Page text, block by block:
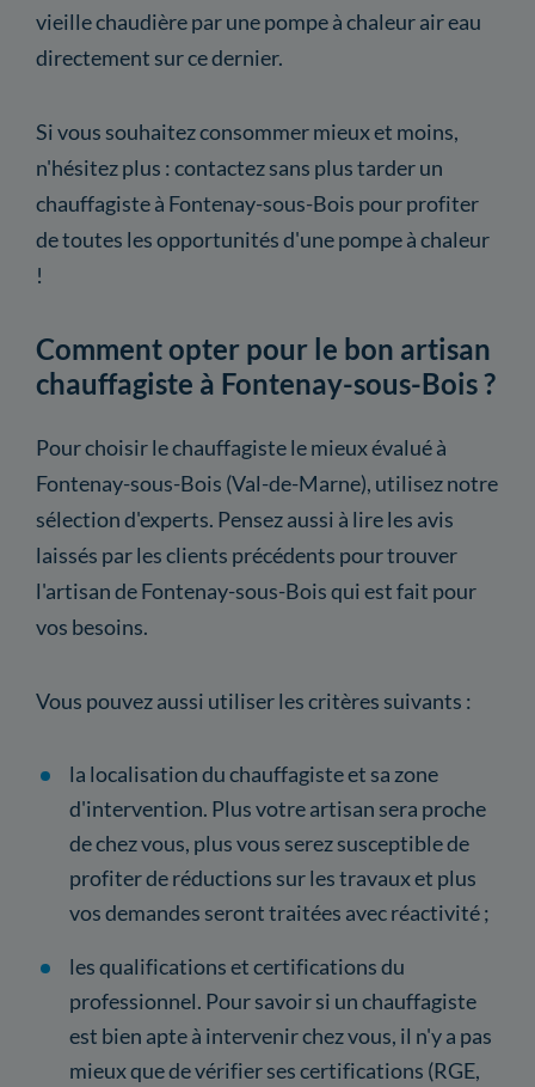
vieille chaudière par une pompe à chaleur air eau
directement sur ce dernier.
Si vous souhaitez consommer mieux et moins,
n'hésitez plus : contactez sans plus tarder un
chauffagiste à Fontenay-sous-Bois pour profiter
de toutes les opportunités d'une pompe à chaleur
!
Comment opter pour le bon artisan
chauffagiste à Fontenay-sous-Bois ?
Pour choisir le chauffagiste le mieux évalué à
Fontenay-sous-Bois (Val-de-Marne), utilisez notre
sélection d'experts. Pensez aussi à lire les avis
laissés par les clients précédents pour trouver
l'artisan de Fontenay-sous-Bois qui est fait pour
vos besoins.
Vous pouvez aussi utiliser les critères suivants :
la localisation du chauffagiste et sa zone
d'intervention. Plus votre artisan sera proche
de chez vous, plus vous serez susceptible de
profiter de réductions sur les travaux et plus
vos demandes seront traitées avec réactivité ;
les qualifications et certifications du
professionnel. Pour savoir si un chauffagiste
est bien apte à intervenir chez vous, il n'y a pas
mieux que de vérifier ses certifications (RGE,